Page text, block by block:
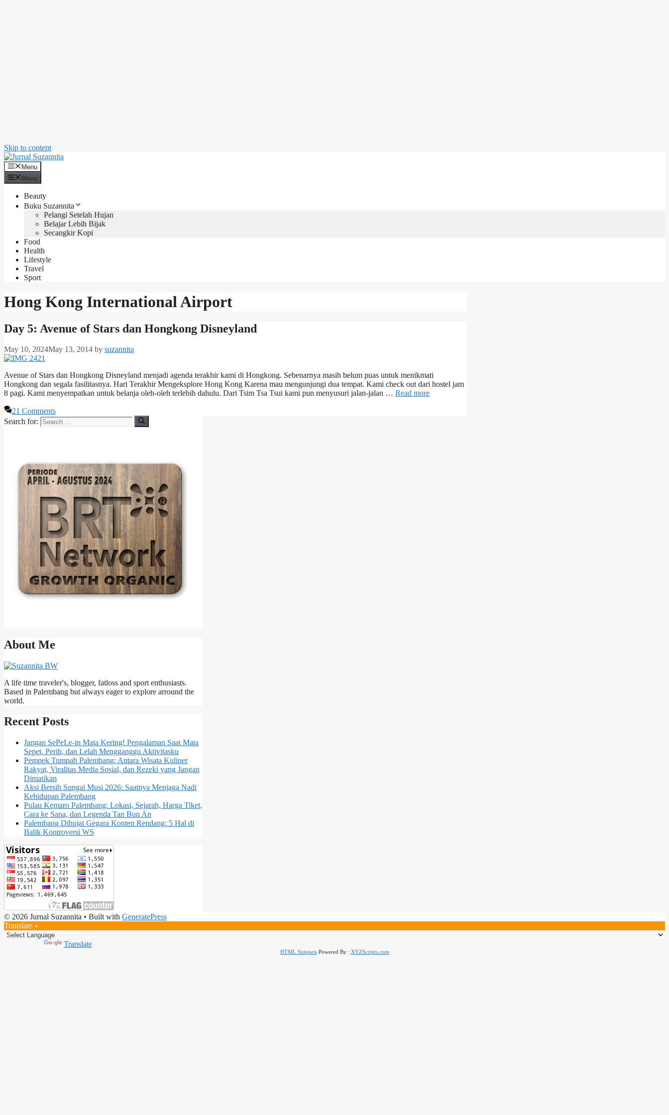
Skip to content
Menu
Menu
Beauty
Buku Suzannita
Pelangi Setelah Hujan
Belajar Lebih Bijak
Secangkir Kopi
Food
Health
Lifestyle
Travel
Sport
Hong Kong International Airport
Day 5: Avenue of Stars dan Hongkong Disneyland
May 10, 2024May 13, 2014 by suzannita
Avenue of Stars dan Hongkong Disneyland menjadi agenda terakhir kami di Hongkong. Sebenarnya masih belum puas untuk menikmati
Hongkong dan segala fasilitasnya. Hari Terakhir Mengeksplore Hong Kong Karena mau mengunjungi dua tempat. Kami check out dari hostel jam
8 pagi. Kami menyempatkan untuk belanja oleh-oleh terlebih dahulu. Dari Tsim Tsa Tsui kami pun menyusuri jalan-jalan … Read more
21 Comments
Search for:
About Me
A life time traveler's, blogger, fatloss and sport enthusiasts.
Based in Palembang but always eager to explore arround the
world.
Recent Posts
Jangan SePeLe-in Mata Kering! Pengalaman Saat Mata
Sepet, Perih, dan Lelah Mengganggu Aktivitasku
Pempek Tumpah Palembang: Antara Wisata Kuliner
Rakyat, Viralitas Media Sosial, dan Rezeki yang Jangan
Dimatikan
Aksi Bersih Sungai Musi 2026: Saatnya Menjaga Nadi
Kehidupan Palembang
Pulau Kemaro Palembang: Lokasi, Sejarah, Harga Tiket,
Cara ke Sana, dan Legenda Tan Bun An
Palembang Dihujat Gegara Konten Rendang: 5 Hal di
Balik Kontroversi WS
© 2026 Jurnal Suzannita • Built with GeneratePress
Translate »
Translate
HTML SnippetsPowered By : XYZScripts.com